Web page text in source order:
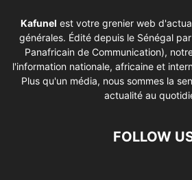
Kafunel est votre grenier web
générales. Édité depuis le Sénégal par
Panafricain de Communication),
l'information nationale, africaine et
Plus qu'un média, nous sommes la
actualité au
FOLLOW